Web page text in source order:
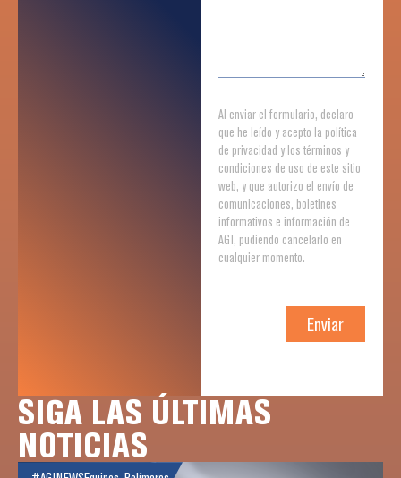
Al enviar el formulario, declaro
que he leído y acepto la política
de privacidad y los términos y
condiciones de uso de este sitio
web, y que autorizo el envío de
comunicaciones, boletines
informativos e información de
AGI, pudiendo cancelarlo en
cualquier momento.
Enviar
SIGA LAS ÚLTIMAS
NOTICIAS